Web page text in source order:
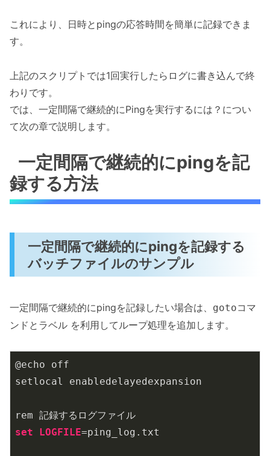
これにより、日時とpingの応答時間を簡単に記録できま
す。
上記のスクリプトでは1回実行したらログに書き込んで終
わりです。
では、一定間隔で継続的にPingを実行するには？につい
て次の章で説明します。
一定間隔で継続的にpingを記
録する方法
一定間隔で継続的にpingを記録する
バッチファイルのサンプル
一定間隔で継続的にpingを記録したい場合は、 gotoコマ
ンドとラベル を利用してループ処理を追加します。
@echo off
setlocal enabledelayedexpansion
set
LOGFILE=ping_log.txt